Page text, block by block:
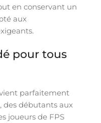
en conservant un
aux
pour tous
parfaitement
des débutants aux
joueurs de FPS